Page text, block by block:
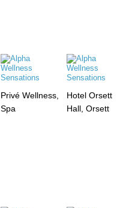
Privé Wellness,
Spa
Hotel Orsett
Hall, Orsett